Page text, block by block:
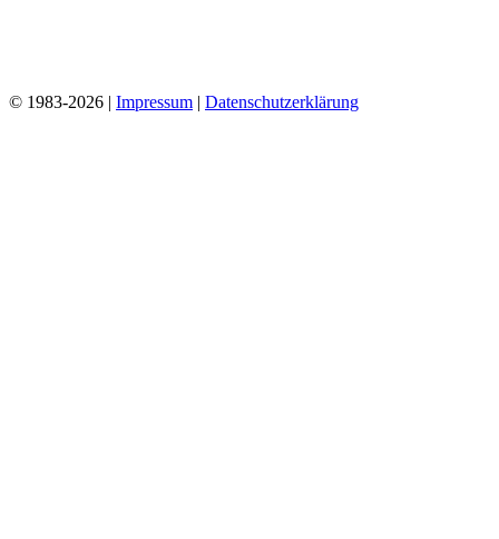
© 1983-2026 | Impressum | Datenschutzerklärung